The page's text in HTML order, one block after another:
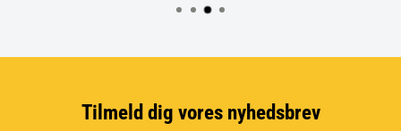
Tilmeld dig vores nyhedsbrev